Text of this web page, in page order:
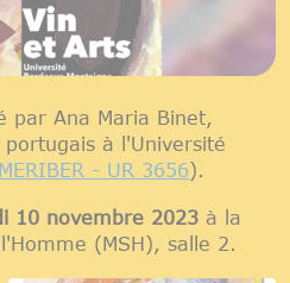
par Ana Maria Binet,
à l'Université
- UR 3656).
10 novembre 2023 à la
(MSH), salle 2.